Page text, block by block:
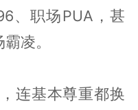
、职场PUA，甚
凌。
连基本尊重都换